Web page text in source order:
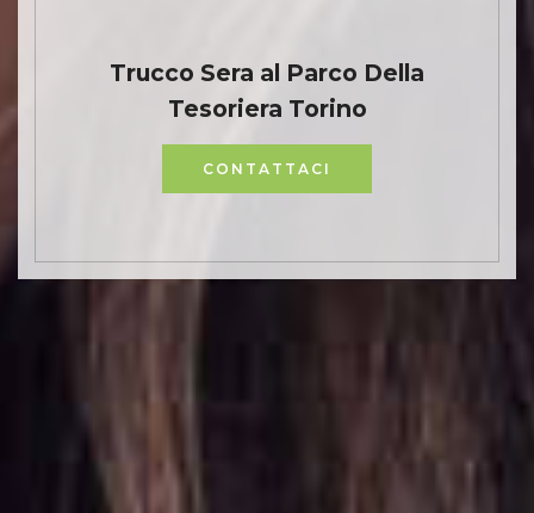
Trucco Sera al Parco Della
Tesoriera Torino
CONTATTACI